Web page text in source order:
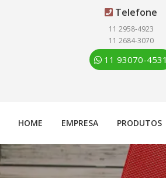
Telefone
11 2958-4923
11 2684-3070
11 93070-4531
HOME EMPRESA PRODUTOS